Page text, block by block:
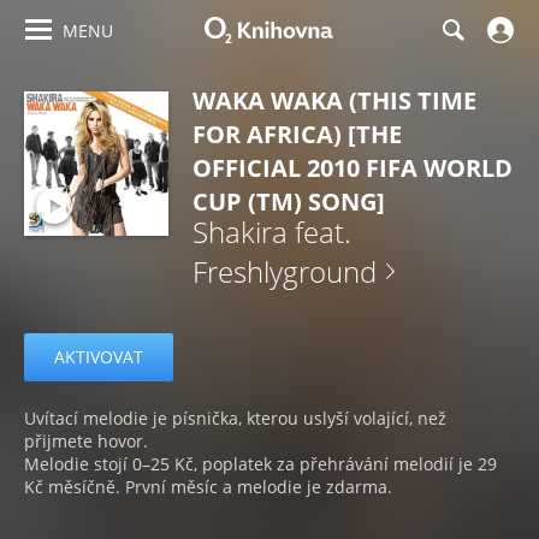
MENU
WAKA WAKA (THIS TIME
FOR AFRICA) [THE
OFFICIAL 2010 FIFA WORLD
CUP (TM) SONG]
Shakira feat.
Freshlyground
AKTIVOVAT
Uvítací melodie je písnička, kterou uslyší volající, než
přijmete hovor.
Melodie stojí 0–25 Kč, poplatek za přehrávání melodií je 29
Kč měsíčně. První měsíc a melodie je zdarma.